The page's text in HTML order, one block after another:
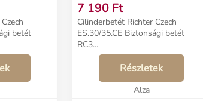
betét
7 190 Ft
Cilinderbetét Richter Czech
ES.30/35.CE Biztonsági betét
RC3...
Részletek
Alza